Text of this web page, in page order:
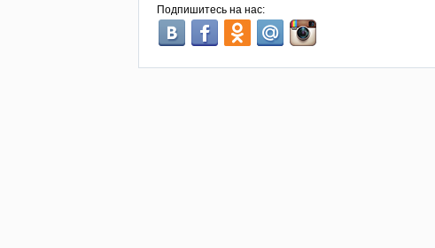
Подпишитесь на нас: